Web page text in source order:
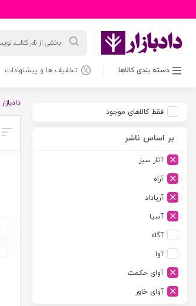
محصولات
دسته بندی کالاها تخفیف ها و پیشنهادات
فقط کالاهای موجود
بر اساس ناشر
آثار سبز
آراه
آریاداد
آسیا
آگاه
آوا
آوای حکمت
آوای خاور
دادبازار